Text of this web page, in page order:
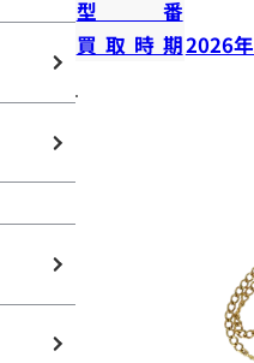
型番
買取時期2026